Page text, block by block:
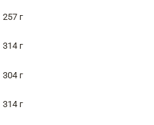
257 г
314 г
304 г
314 г